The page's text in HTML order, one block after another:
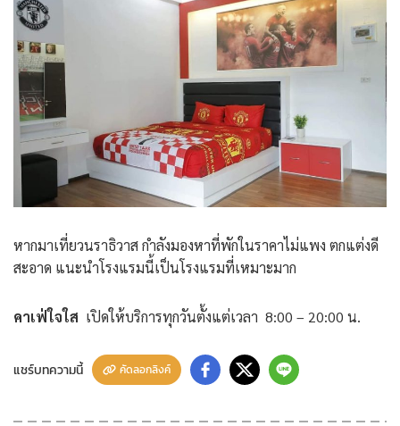
หากมาเที่ยวนราธิวาส กำลังมองหาที่พักในราคาไม่แพง ตกแต่งดี
สะอาด แนะนำโรงแรมนี้เป็นโรงแรมที่เหมาะมาก
คาเฟ่ใจใส เปิดให้บริการทุกวันตั้งแต่เวลา 8:00 – 20:00 น.
แชร์บทความนี้ คัดลอกลิงค์